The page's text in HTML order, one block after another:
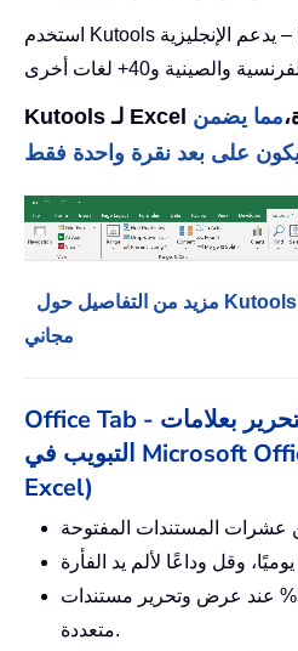
استخدم Kutools باللغة التي تفضلها – يدعم الإنجليزية
مما يضمن
مجاني
Office Tab - تمكين القراءة والتحرير بعلامات
التبويب في Microsoft Office (بما في ذلك
Excel)
يزيد من إنتاجيتك بنسبة 50% عند عرض وتحرير مستندات
متعددة.